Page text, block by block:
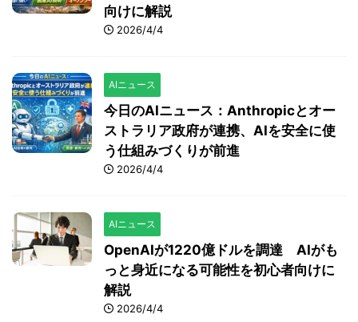
向けに解説
2026/4/4
AIニュース
今日のAIニュース：Anthropicとオー
ストラリア政府が連携、AIを安全に使
う仕組みづくりが前進
2026/4/4
AIニュース
OpenAIが1220億ドルを調達 AIがも
っと身近になる可能性を初心者向けに
解説
2026/4/4